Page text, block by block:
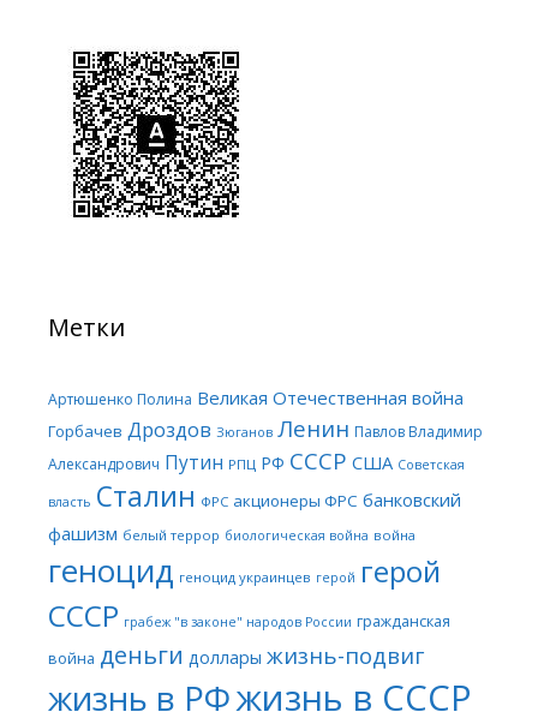
Метки
Артюшенко Полина Великая Отечественная война
Горбачев Дроздов Зюганов Ленин Павлов Владимир
Александрович Путин РПЦ РФ СССР США Советская
власть Сталин ФРС акционеры ФРС банковский
фашизм белый террор биологическая война война
геноцид геноцид украинцев герой герой
СССР грабеж "в законе" народов России гражданская
война деньги доллары жизнь-подвиг
жизнь в РФжизнь в СССР